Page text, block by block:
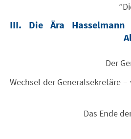
III. Die Ära Hasselmann
Der
Wechsel der Generalsekretäre
Das Ende